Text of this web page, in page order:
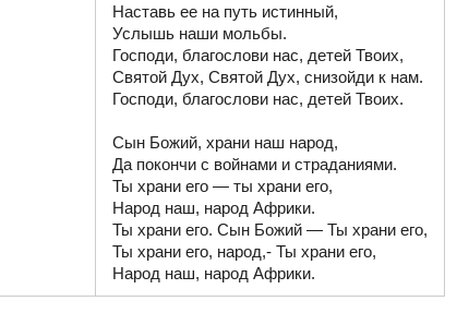
Наставь ее на путь истинный,
Услышь наши мольбы.
Господи, благослови нас, детей Твоих,
Святой Дух, Святой Дух, снизойди к нам.
Господи, благослови нас, детей Твоих.
Сын Божий, храни наш народ,
Да покончи с войнами и страданиями.
Ты храни его — ты храни его,
Народ наш, народ Африки.
Ты храни его. Сын Божий — Ты храни его,
Ты храни его, народ,- Ты храни его,
Народ наш, народ Африки.